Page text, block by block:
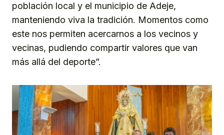
población local y el municipio de Adeje,
manteniendo viva la tradición. Momentos como
este nos permiten acercarnos a los vecinos y
vecinas, pudiendo compartir valores que van
más allá del deporte”.